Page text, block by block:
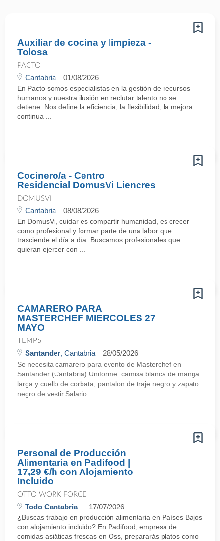
Auxiliar de cocina y limpieza -
Tolosa
PACTO
Cantabria 01/08/2026
En Pacto somos especialistas en la gestión de recursos
humanos y nuestra ilusión en reclutar talento no se
detiene. Nos define la eficiencia, la flexibilidad, la mejora
continua ...
Cocinero/a - Centro
Residencial DomusVi Liencres
DOMUSVI
Cantabria 08/08/2026
En DomusVi, cuidar es compartir humanidad, es crecer
como profesional y formar parte de una labor que
trasciende el día a día. Buscamos profesionales que
quieran ejercer con ...
CAMARERO PARA
MASTERCHEF MIERCOLES 27
MAYO
TEMPS
Santander, Cantabria 28/05/2026
Se necesita camarero para evento de Masterchef en
Santander (Cantabria).Uniforme: camisa blanca de manga
larga y cuello de corbata, pantalon de traje negro y zapato
negro de vestir.Salario: ...
Personal de Producción
Alimentaria en Padifood |
17,29 €/h con Alojamiento
Incluido
OTTO WORK FORCE
Todo Cantabria 17/07/2026
¿Buscas trabajo en producción alimentaria en Países Bajos
con alojamiento incluido? En Padifood, empresa de
comidas asiáticas frescas en Oss, prepararás platos como